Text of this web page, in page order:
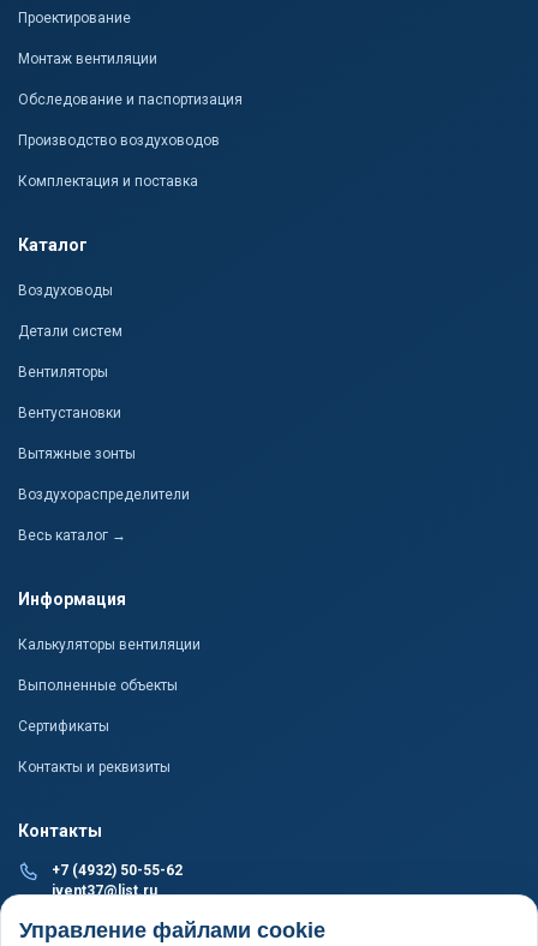
Проектирование
Монтаж вентиляции
Обследование и паспортизация
Производство воздуховодов
Комплектация и поставка
Каталог
Воздуховоды
Детали систем
Вентиляторы
Вентустановки
Вытяжные зонты
Воздухораспределители
Весь каталог →
Информация
Калькуляторы вентиляции
Выполненные объекты
Сертификаты
Контакты и реквизиты
Контакты
+7 (4932) 50-55-62
ivent37@list.ru
ПРОИЗВОДСТВО И СКЛАД
Управление файлами cookie